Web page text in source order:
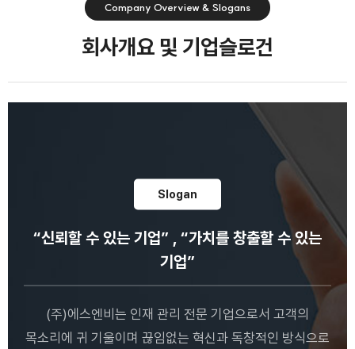
Company Overview & Slogans
회사개요 및 기업슬로건
Slogan
“신뢰할 수 있는 기업” , “가치를 창출할 수 있는
기업”
(주)에스엔비는 인재 관리 전문 기업으로서 고객의
목소리에 귀 기울이며 끊임없는 혁신과 독창적인 방식으로